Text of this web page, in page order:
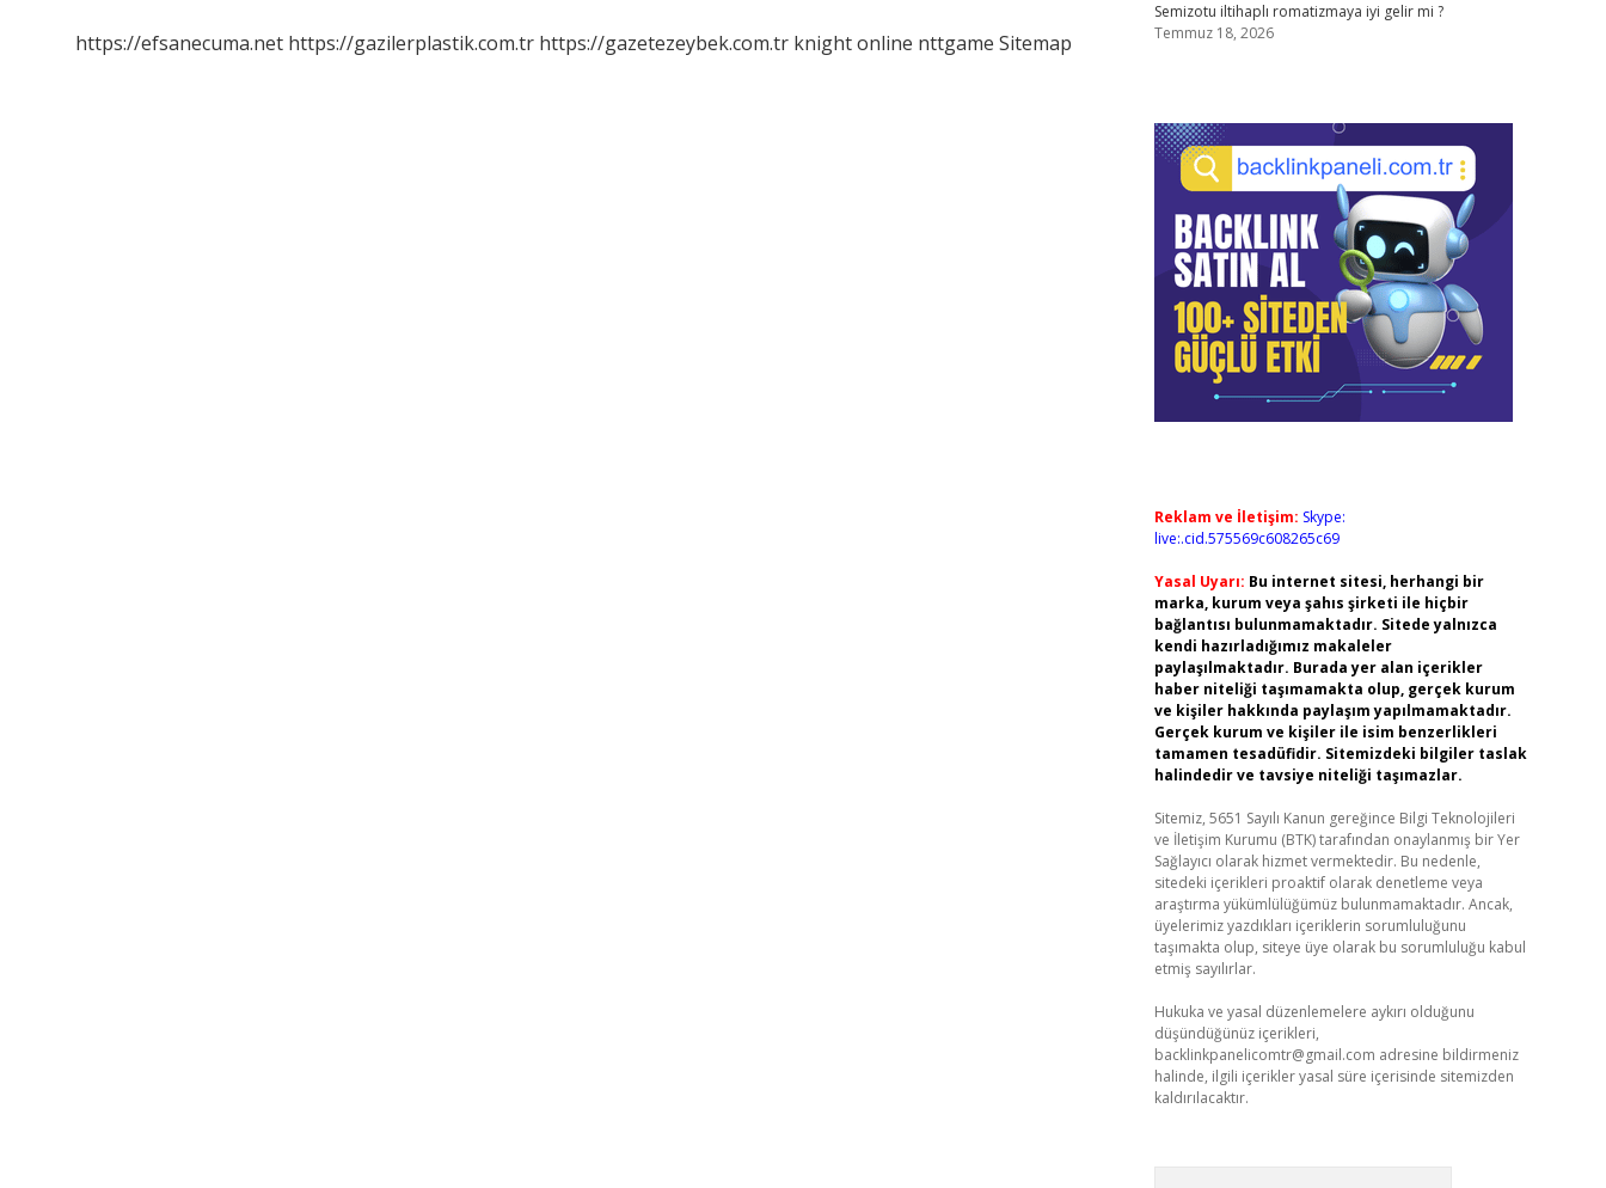
https://efsanecuma.net https://gazilerplastik.com.tr https://gazetezeybek.com.tr knight online nttgame Sitemap
Semizotu iltihaplı romatizmaya iyi gelir mi ?
Temmuz 18, 2026
Reklam ve İletişim: Skype:
live:.cid.575569c608265c69
Yasal Uyarı: Bu internet sitesi, herhangi bir
marka, kurum veya şahıs şirketi ile hiçbir
bağlantısı bulunmamaktadır. Sitede yalnızca
kendi hazırladığımız makaleler
paylaşılmaktadır. Burada yer alan içerikler
haber niteliği taşımamakta olup, gerçek kurum
ve kişiler hakkında paylaşım yapılmamaktadır.
Gerçek kurum ve kişiler ile isim benzerlikleri
tamamen tesadüfidir. Sitemizdeki bilgiler taslak
halindedir ve tavsiye niteliği taşımazlar.
Sitemiz, 5651 Sayılı Kanun gereğince Bilgi Teknolojileri
ve İletişim Kurumu (BTK) tarafından onaylanmış bir Yer
Sağlayıcı olarak hizmet vermektedir. Bu nedenle,
sitedeki içerikleri proaktif olarak denetleme veya
araştırma yükümlülüğümüz bulunmamaktadır. Ancak,
üyelerimiz yazdıkları içeriklerin sorumluluğunu
taşımakta olup, siteye üye olarak bu sorumluluğu kabul
etmiş sayılırlar.
Hukuka ve yasal düzenlemelere aykırı olduğunu
düşündüğünüz içerikleri,
backlinkpanelicomtr@gmail.com adresine bildirmeniz
halinde, ilgili içerikler yasal süre içerisinde sitemizden
kaldırılacaktır.